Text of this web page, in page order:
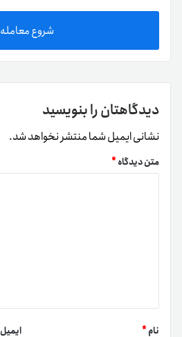
شروع معامله
دیدگاهتان را بنویسید
نشانی ایمیل شما منتشر نخواهد شد.
متن دیدگاه*
نام* ایمیل